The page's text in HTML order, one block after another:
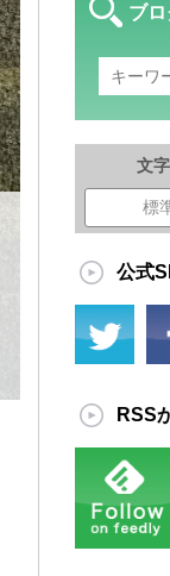
ブ
文
標
公式
RSS